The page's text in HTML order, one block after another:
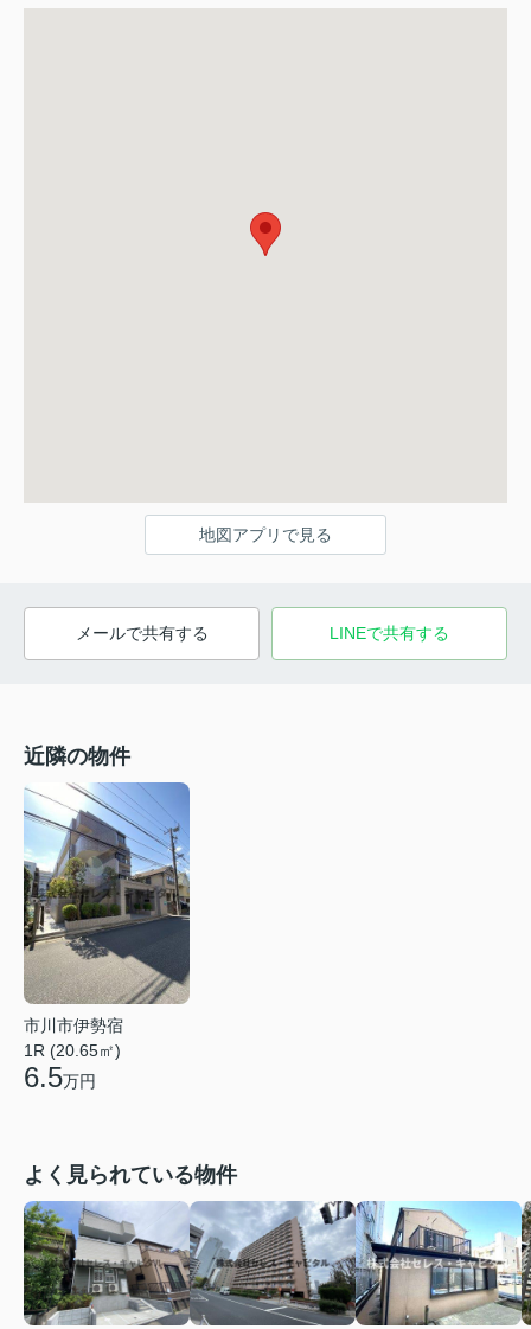
地図アプリで見る
メールで共有する LINEで共有する
近隣の物件
市川市伊勢宿
1R (20.65㎡)
6.5万円
よく見られている物件